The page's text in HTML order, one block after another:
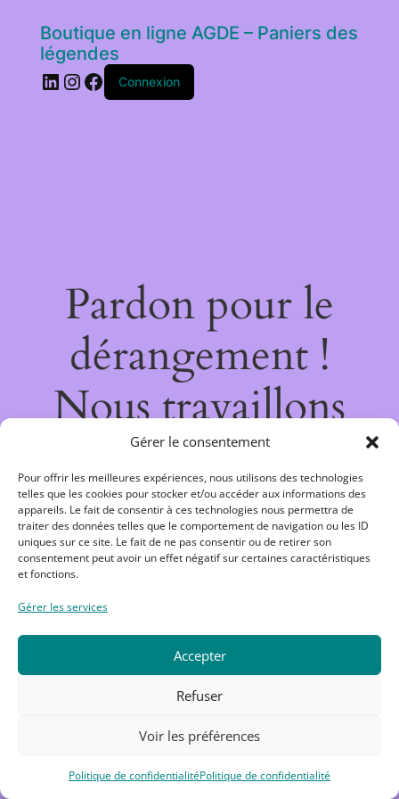
Gérer le consentement
Pour offrir les meilleures expériences, nous utilisons des technologies
telles que les cookies pour stocker et/ou accéder aux informations des
appareils. Le fait de consentir à ces technologies nous permettra de
traiter des données telles que le comportement de navigation ou les ID
uniques sur ce site. Le fait de ne pas consentir ou de retirer son
consentement peut avoir un effet négatif sur certaines caractéristiques
et fonctions.
Gérer les services
Accepter
Refuser
Voir les préférences
Politique de confidentialitéPolitique de confidentialité
Boutique en ligne AGDE – Paniers des
légendes
LinkedIn
Instagram
Facebook
Connexion
Pardon pour le
dérangement !
Nous travaillons
sur quelque chose
de fantastique –
revenez bientôt !